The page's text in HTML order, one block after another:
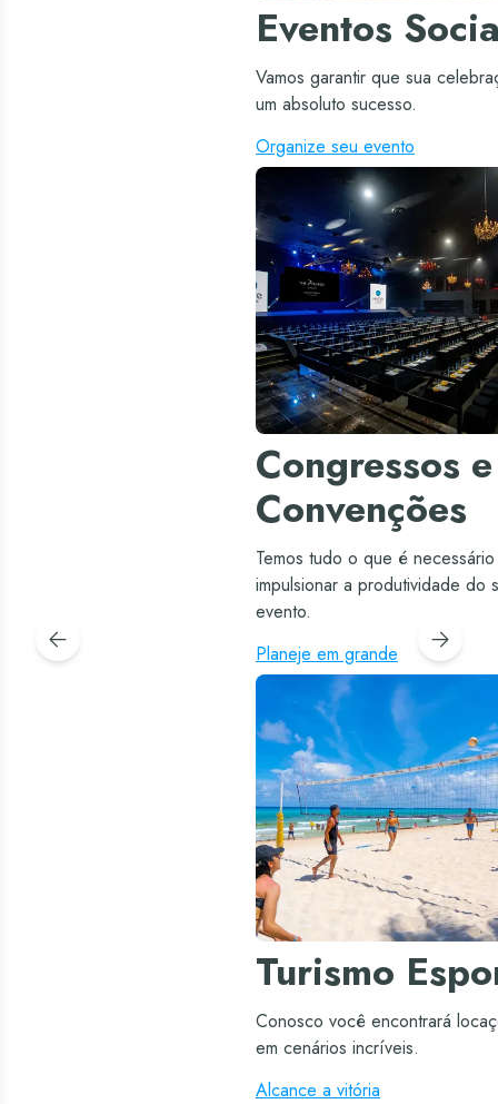
Eventos
Vamos garantir que sua
um absoluto sucesso.
Organize seu evento
Congressos e
Convenções
Temos tudo o que é
impulsionar a produtividade do
evento.
Planeje em grande
Turismo
Conosco você encontrará
em cenários incríveis.
Alcance a vitória